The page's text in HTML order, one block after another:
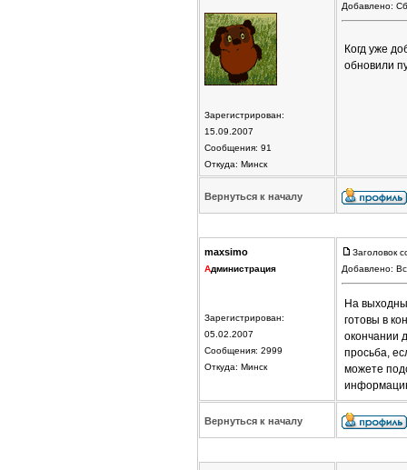
Зарегистрирован:
15.09.2007
Сообщения: 91
Откуда: Минск
Добавлено:
Когд уже
обновили
Вернуться к началу
maxsimo
Администрация
Зарегистрирован:
05.02.2007
Сообщения: 2999
Откуда: Минск
Заголовок
Добавлено:
На
готовы в
окончании
просьба,
можете
Вернуться к началу